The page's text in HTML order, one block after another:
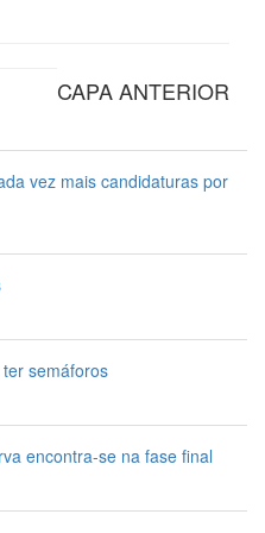
CAPA ANTERIOR
vez mais candidaturas por
semáforos
encontra-se na fase final